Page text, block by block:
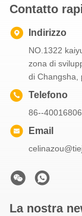
Contatto
Indirizzo
NO.1322
zona di
di Changsha,
Telefono
86--
Email
La nostra